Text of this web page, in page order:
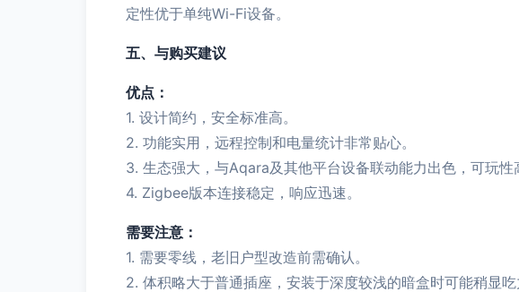
定性优于单纯Wi-Fi设备。
五、与购买建议
优点：
1. 设计简约，安全标准高。
2. 功能实用，远程控制和电量统计非常贴心。
3. 生态强大，与Aqara及其他平台设备联动能力出色，可玩性
4. Zigbee版本连接稳定，响应迅速。
需要注意：
1. 需要零线，老旧户型改造前需确认。
2. 体积略大于普通插座，安装于深度较浅的暗盒时可能稍显吃